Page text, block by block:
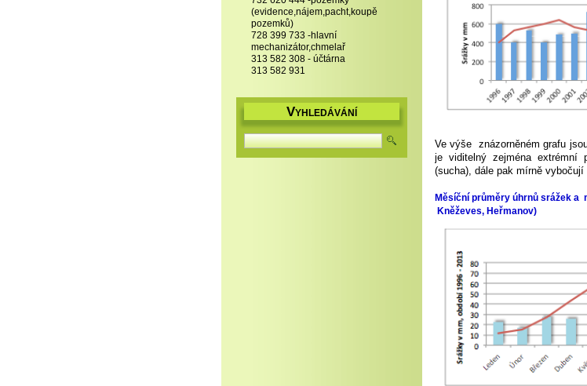
Ve výše znázorněném grafu
je viditelný zejména extrémní
(sucha), dále pak mírně
Měsíční průměry úhrnů srážek a
Kněževes, Heřmanov)
(evidence,nájem,pacht,koupě
pozemků)
728 399 733 -hlavní
mechanizátor,chmelař
313 582 308 - účtárna
313 582 931
VYHLEDÁVÁNÍ